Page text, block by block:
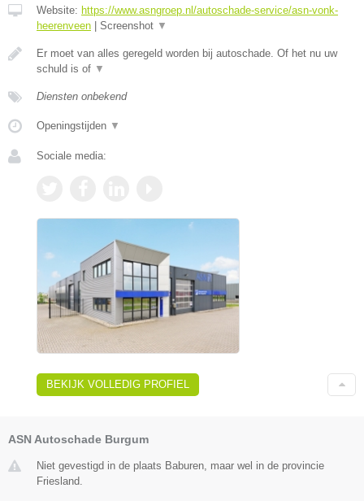
Website: https://www.asngroep.nl/autoschade-service/asn-vonk-
heerenveen
Screenshot ▼
Er moet van alles geregeld worden bij autoschade. Of het nu uw
schuld is of ▼
Diensten onbekend
Openingstijden ▼
Sociale media:
BEKIJK VOLLEDIG PROFIEL
ASN Autoschade Burgum
Niet gevestigd in de plaats Baburen, maar wel in de provincie
Friesland.